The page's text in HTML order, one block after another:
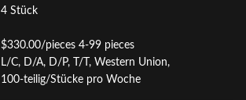
4 Stück
$330.00/pieces 4-99 pieces
L/C, D/A, D/P, T/T, Western Union,
100-teilig/Stücke pro Woche